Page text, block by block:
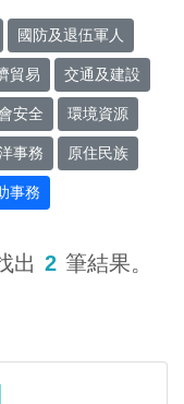
國防及退伍軍人
貿易 交通及建設
安全 環境資源
事務 原住民族
事務
出 2 筆結果。